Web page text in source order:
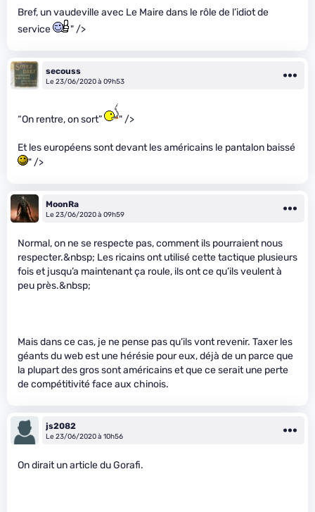
Bref, un vaudeville avec Le Maire dans le rôle de l’idiot de
service
" />
secouss
Le 23/06/2020 à 09h53
“On rentre, on sort” " />
Et les européens sont devant les américains le pantalon baissé
" />
MoonRa
Le 23/06/2020 à 09h59
Normal, on ne se respecte pas, comment ils pourraient nous
respecter.&nbsp; Les ricains ont utilisé cette tactique plusieurs
fois et jusqu’a maintenant ça roule, ils ont ce qu’ils veulent à
peu près.&nbsp;
Mais dans ce cas, je ne pense pas qu’ils vont revenir. Taxer les
géants du web est une hérésie pour eux, déjà de un parce que
la plupart des gros sont américains et que ce serait une perte
de compétitivité face aux chinois.
js2082
Le 23/06/2020 à 10h56
On dirait un article du Gorafi.